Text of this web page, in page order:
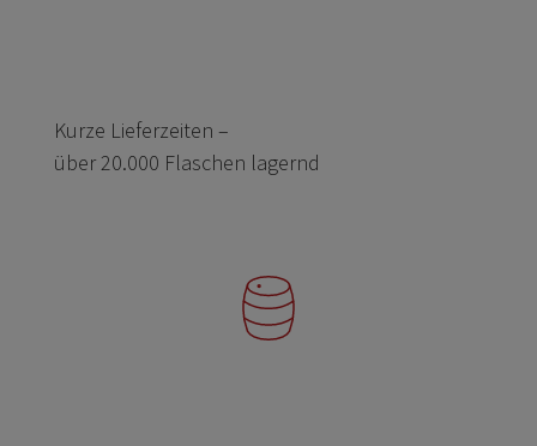
Kurze Lieferzeiten –
über 20.000 Flaschen lagernd